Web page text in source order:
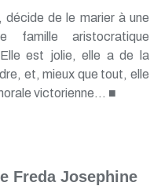
de le marier à une
famille aristocratique
est jolie, elle a de la
et, mieux que tout, elle
victorienne... ■
Freda Josephine